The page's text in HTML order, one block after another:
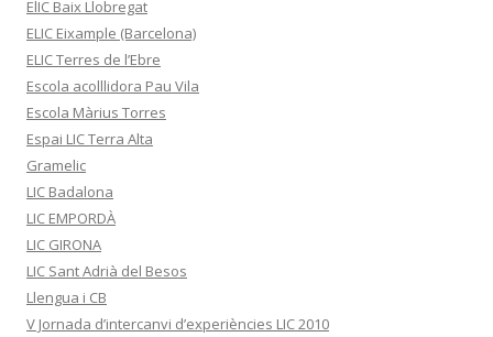
ElIC Baix Llobregat
ELIC Eixample (Barcelona)
ELIC Terres de l’Ebre
Escola acolllidora Pau Vila
Escola Màrius Torres
Espai LIC Terra Alta
Gramelic
LIC Badalona
LIC EMPORDÀ
LIC GIRONA
LIC Sant Adrià del Besos
Llengua i CB
V Jornada d’intercanvi d’experiències LIC 2010